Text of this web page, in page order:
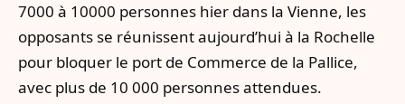
7000 à 10000 personnes hier dans la Vienne, les
opposants se réunissent aujourd’hui à la Rochelle
pour bloquer le port de Commerce de la Pallice,
avec plus de 10 000 personnes attendues.